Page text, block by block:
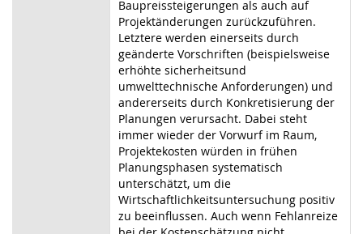
Baupreissteigerungen als auch auf
Projektänderungen zurückzuführen.
Letztere werden einerseits durch
geänderte Vorschriften (beispielsweise
erhöhte sicherheitsund
umwelttechnische Anforderungen) und
andererseits durch Konkretisierung der
Planungen verursacht. Dabei steht
immer wieder der Vorwurf im Raum,
Projektekosten würden in frühen
Planungsphasen systematisch
unterschätzt, um die
Wirtschaftlichkeitsuntersuchung positiv
zu beeinflussen. Auch wenn Fehlanreize